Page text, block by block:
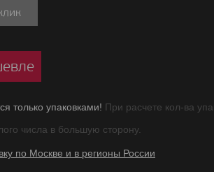
только упаковками! При расчете кол-ва
числа в большую сторону.
по Москве и в регионы России